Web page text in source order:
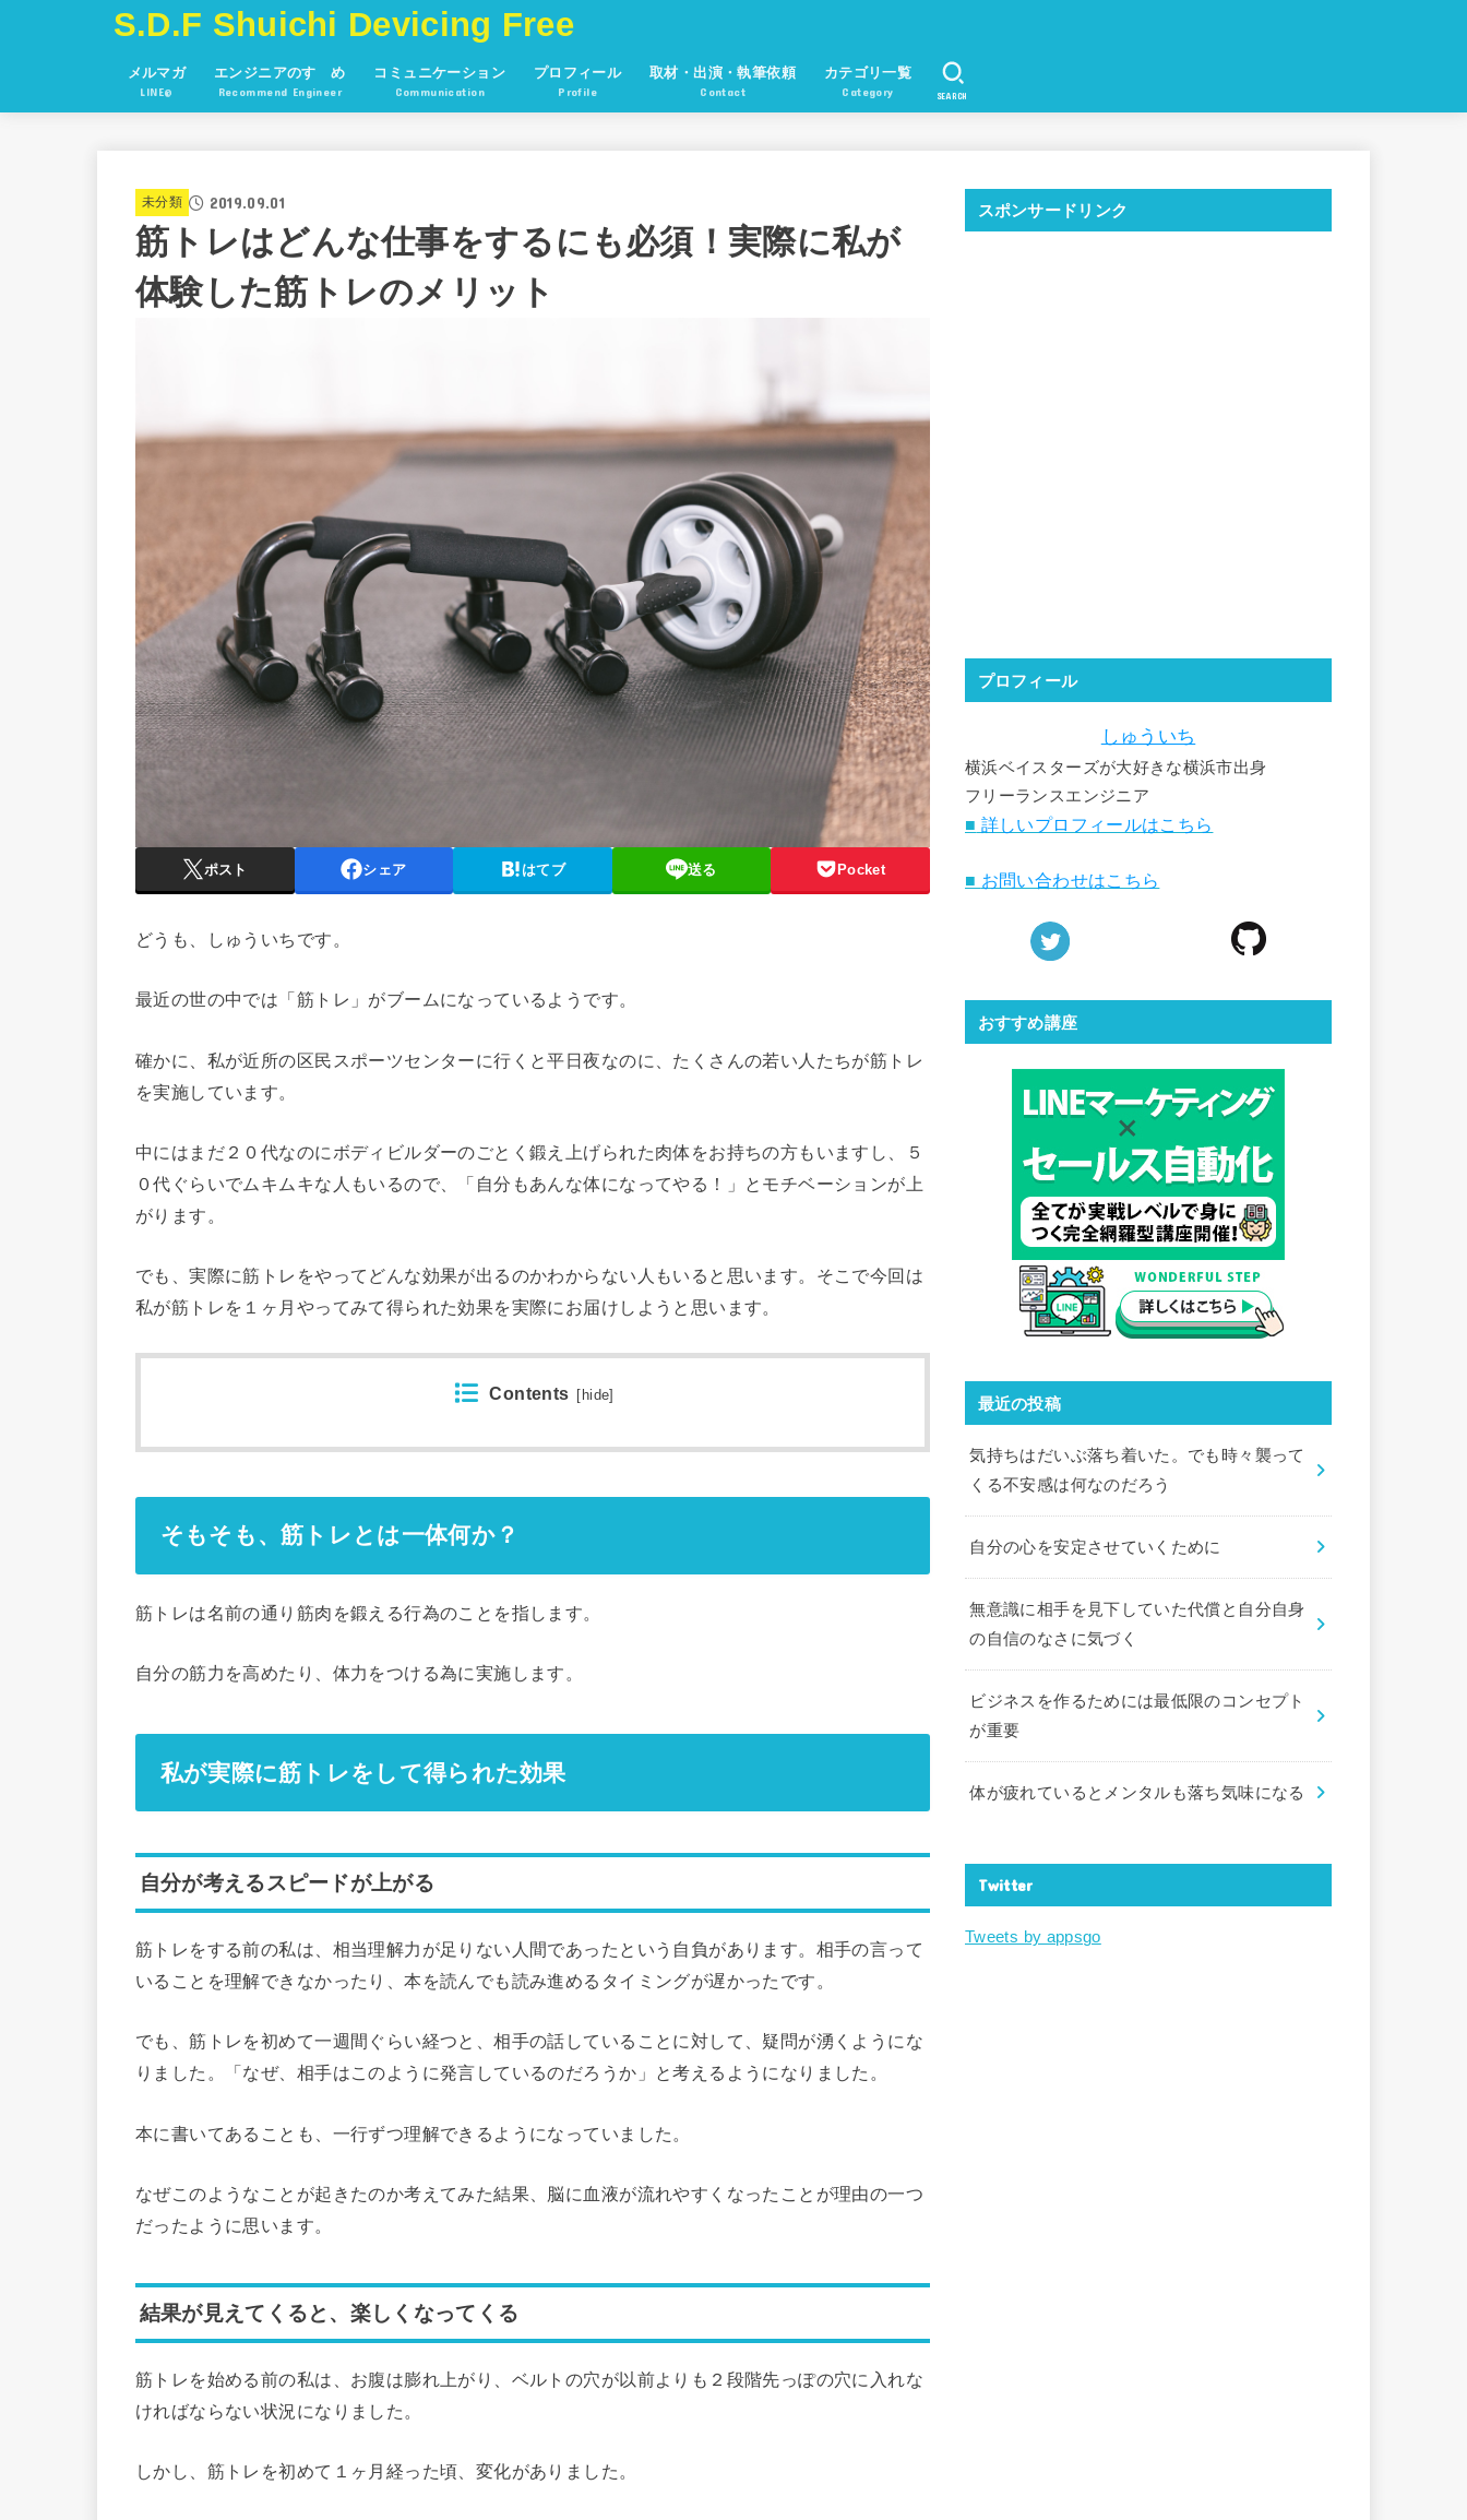
S.D.F Shuichi Devicing Free
メルマガ
LINE@
エンジニアのすゝめ
Recommend Engineer
コミュニケーション
Communication
プロフィール
Profile
取材・出演・執筆依頼
Contact
カテゴリ一覧
Category SEARCH
未分類 2019.09.01
筋トレはどんな仕事をするにも必須！実際に私が
体験した筋トレのメリット
ポスト シェア はてブ 送る Pocket
どうも、しゅういちです。
最近の世の中では「筋トレ」がブームになっているようです。
確かに、私が近所の区民スポーツセンターに行くと平日夜なのに、たくさんの若い人たちが筋トレ
を実施しています。
中にはまだ２０代なのにボディビルダーのごとく鍛え上げられた肉体をお持ちの方もいますし、５
０代ぐらいでムキムキな人もいるので、「自分もあんな体になってやる！」とモチベーションが上
がります。
でも、実際に筋トレをやってどんな効果が出るのかわからない人もいると思います。そこで今回は
私が筋トレを１ヶ月やってみて得られた効果を実際にお届けしようと思います。
Contents [ hide]
そもそも、筋トレとは一体何か？
筋トレは名前の通り筋肉を鍛える行為のことを指します。
自分の筋力を高めたり、体力をつける為に実施します。
私が実際に筋トレをして得られた効果
自分が考えるスピードが上がる
筋トレをする前の私は、相当理解力が足りない人間であったという自負があります。相手の言って
いることを理解できなかったり、本を読んでも読み進めるタイミングが遅かったです。
でも、筋トレを初めて一週間ぐらい経つと、相手の話していることに対して、疑問が湧くようにな
りました。「なぜ、相手はこのように発言しているのだろうか」と考えるようになりました。
本に書いてあることも、一行ずつ理解できるようになっていました。
なぜこのようなことが起きたのか考えてみた結果、脳に血液が流れやすくなったことが理由の一つ
だったように思います。
結果が見えてくると、楽しくなってくる
筋トレを始める前の私は、お腹は膨れ上がり、ベルトの穴が以前よりも２段階先っぽの穴に入れな
ければならない状況になりました。
しかし、筋トレを初めて１ヶ月経った頃、変化がありました。
スポンサードリンク
プロフィール
しゅういち
横浜ベイスターズが大好きな横浜市出身
フリーランスエンジニア
■ 詳しいプロフィールはこちら
■ お問い合わせはこちら
おすすめ講座
最近の投稿
気持ちはだいぶ落ち着いた。でも時々襲って
くる不安感は何なのだろう
自分の心を安定させていくために
無意識に相手を見下していた代償と自分自身
の自信のなさに気づく
ビジネスを作るためには最低限のコンセプト
が重要
体が疲れているとメンタルも落ち気味になる
Twitter
Tweets by appsgo